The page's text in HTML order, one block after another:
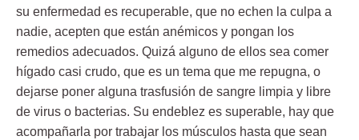
su enfermedad es recuperable, que no echen la culpa a
nadie, acepten que están anémicos y pongan los
remedios adecuados. Quizá alguno de ellos sea comer
hígado casi crudo, que es un tema que me repugna, o
dejarse poner alguna trasfusión de sangre limpia y libre
de virus o bacterias. Su endeblez es superable, hay que
acompañarla por trabajar los músculos hasta que sean